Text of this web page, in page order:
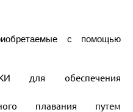
с помощью
для обеспечения
плавания путем